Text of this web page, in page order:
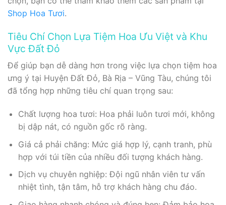
Shop Hoa Tươi.
Tiêu Chí Chọn Lựa Tiệm Hoa Ưu Việt và Khu
Vực Đất Đỏ
Để giúp bạn dễ dàng hơn trong việc lựa chọn tiệm hoa
ưng ý tại Huyện Đất Đỏ, Bà Rịa – Vũng Tàu, chúng tôi
đã tổng hợp những tiêu chí quan trọng sau:
Chất lượng hoa tươi: Hoa phải luôn tươi mới, không
bị dập nát, có nguồn gốc rõ ràng.
Giá cả phải chăng: Mức giá hợp lý, cạnh tranh, phù
hợp với túi tiền của nhiều đối tượng khách hàng.
Dịch vụ chuyên nghiệp: Đội ngũ nhân viên tư vấn
nhiệt tình, tận tâm, hỗ trợ khách hàng chu đáo.